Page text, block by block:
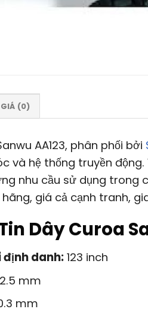
(0)
AA123, phân phối bởi
và hệ thống truyền
nhu cầu sử dụng trong
giá cả cạnh tranh,
Dây Curoa
định danh:123 inch
mm
mm